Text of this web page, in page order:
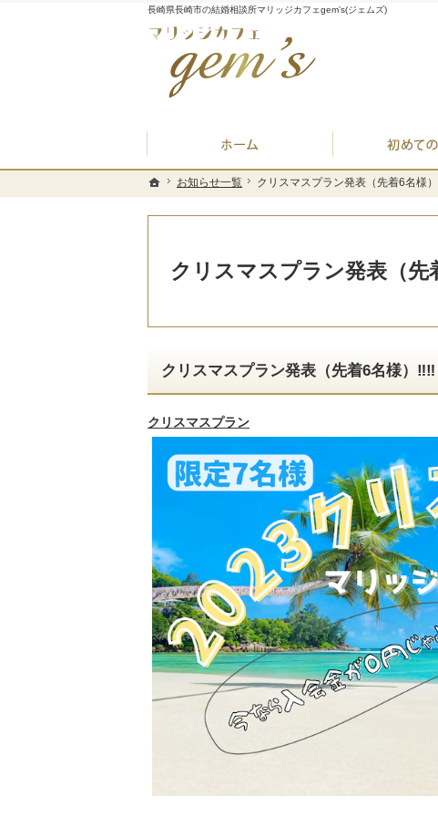
ホーム
お知らせ一覧 クリスマスプラン発表（先着6名様）
クリスマスプラン発表（先
長崎県長崎市の結婚相談所マリッジカフェgem's(ジェムズ)
クリスマスプラン発表（先着6名様）‼️‼️
クリスマスプラン
ホーム
お知らせ一覧 クリスマスプラン発表（先着6名様）